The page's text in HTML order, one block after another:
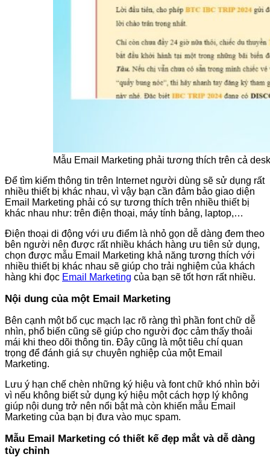
Mẫu Email Marketing phải tương thích trên cả
Để tìm kiếm thông tin trên Internet người dùng sẽ sử dụng rất
nhiều thiết bị khác nhau, vì vậy bạn cần đảm bảo giao diện
Email Marketing phải có sự tương thích trên nhiều thiết bị
khác nhau như: trên điện thoại, máy tính bảng, laptop,…
Điện thoại di động với ưu điểm là nhỏ gọn dễ dàng đem theo
bên người nên được rất nhiều khách hàng ưu tiên sử dụng,
chọn được mẫu Email Marketing khả năng tương thích với
nhiều thiết bị khác nhau sẽ giúp cho trải nghiệm của khách
hàng khi đọc Email Marketing của bạn sẽ tốt hơn rất nhiều.
Nội dung của một Email Marketing
Bên cạnh một bố cục mạch lạc rõ ràng thì phần font chữ dễ
nhìn, phổ biến cũng sẽ giúp cho người đọc cảm thấy thoải
mái khi theo dõi thông tin. Đây cũng là một tiêu chí quan
trọng để đánh giá sự chuyên nghiệp của một Email
Marketing.
Lưu ý hạn chế chèn những ký hiệu và font chữ khó nhìn bởi
vì nếu không biết sử dụng ký hiệu một cách hợp lý không
giúp nội dung trở nên nổi bật mà còn khiến mẫu Email
Marketing của bạn bị đưa vào mục spam.
Mẫu Email Marketing có thiết kế đẹp mắt và dễ dàng
tùy chỉnh